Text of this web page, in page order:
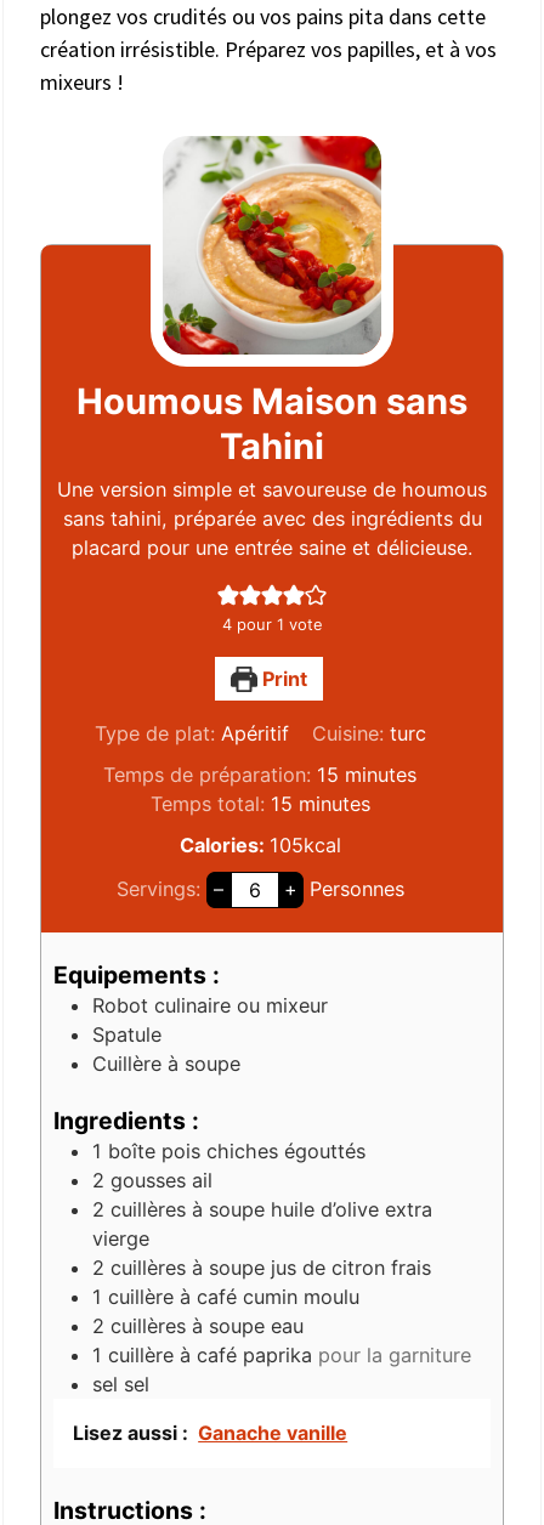
plongez vos crudités ou vos pains pita dans cette
création irrésistible. Préparez vos papilles, et à vos
mixeurs !
Houmous Maison sans
Tahini
Une version simple et savoureuse de houmous
sans tahini, préparée avec des ingrédients du
placard pour une entrée saine et délicieuse.
4pour 1 vote
Print
Type de plat: Apéritif Cuisine: turc
Temps de préparation: 15 minutes
Temps total: 15 minutes
Calories: 105kcal
Servings: – + Personnes
Equipements :
Robot culinaire ou mixeur
Spatule
Cuillère à soupe
Ingredients :
1 boîte pois chiches égouttés
2 gousses ail
2 cuillères à soupe huile d’olive extra
vierge
2 cuillères à soupe jus de citron frais
1 cuillère à café cumin moulu
2 cuillères à soupe eau
1 cuillère à café paprika pour la garniture
sel sel
Lisez aussi : Ganache vanille
Instructions :